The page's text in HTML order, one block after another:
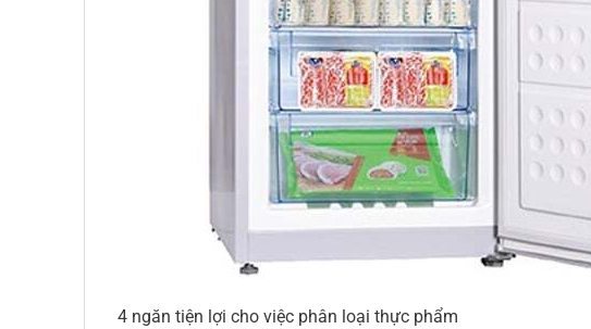
4 ngăn tiện lợi cho việc phân loại thực phẩm